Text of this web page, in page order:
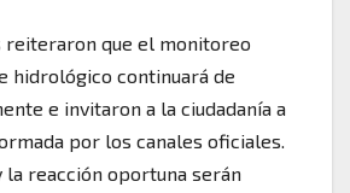
reiteraron que el monitoreo
hidrológico continuará de
e invitaron a la ciudadanía a
por los canales oficiales.
la reacción oportuna serán